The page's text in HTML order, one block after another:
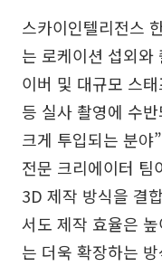
스카이인텔리전스
는 로케이션 섭외와
이버 및 대규모 스
등 실사 촬영에 수
크게 투입되는 분야
전문 크리에이터 팀
3D 제작 방식을 결
서도 제작 효율은
는 더욱 확장하는